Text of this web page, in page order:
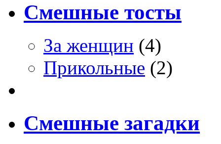
Смешные тосты
За женщин (4)
Прикольные (2)
Смешные загадки